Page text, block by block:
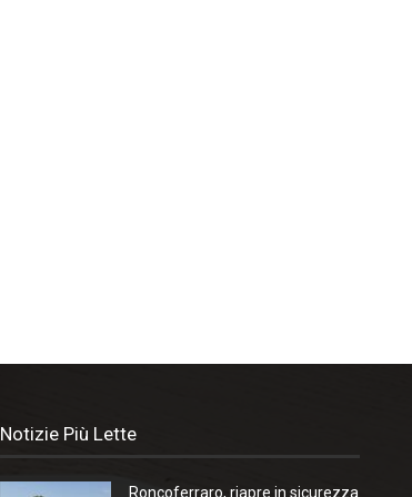
Notizie Più Lette
Roncoferraro, riapre in sicurezza